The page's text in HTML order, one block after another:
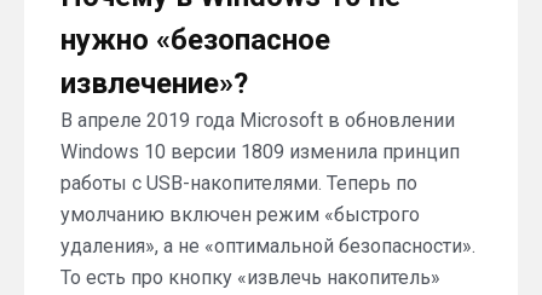
нужно «безопасное
извлечение»?
В апреле 2019 года Microsoft в обновлении
Windows 10 версии 1809 изменила принцип
работы с USB-накопителями. Теперь по
умолчанию включен режим «быстрого
удаления», а не «оптимальной безопасности».
То есть про кнопку «извлечь накопитель»